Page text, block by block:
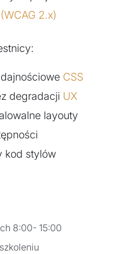
(WCAG 2.x)
CSS
degradacji UX
layouty
kod stylów
8:00- 15:00